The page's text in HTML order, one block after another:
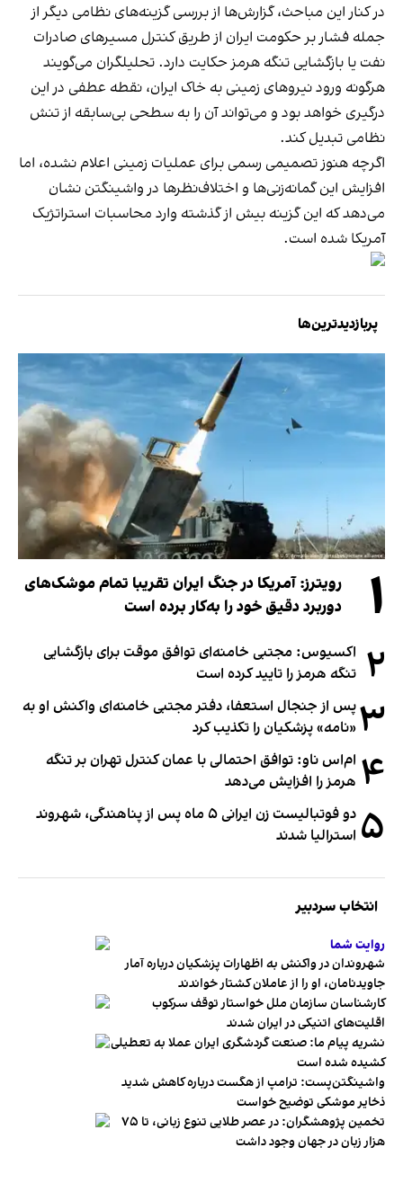
در کنار این مباحث، گزارش‌ها از بررسی گزینه‌های نظامی دیگر از
جمله فشار بر حکومت ایران از طریق کنترل مسیرهای صادرات
نفت یا بازگشایی تنگه هرمز حکایت دارد. تحلیلگران می‌گویند
هرگونه ورود نیروهای زمینی به خاک ایران، نقطه عطفی در این
درگیری خواهد بود و می‌تواند آن را به سطحی بی‌سابقه از تنش
نظامی تبدیل کند.
اگرچه هنوز تصمیمی رسمی برای عملیات زمینی اعلام نشده، اما
افزایش این گمانه‌زنی‌ها و اختلاف‌نظرها در واشینگتن نشان
می‌دهد که این گزینه بیش از گذشته وارد محاسبات استراتژیک
آمریکا شده است.
پربازدیدترین‌ها
۱
رویترز: آمریکا در جنگ ایران تقریبا تمام موشک‌های
دوربرد دقیق خود را به‌کار برده است
۲ اکسیوس: مجتبی خامنه‌ای توافق موقت برای بازگشایی
تنگه هرمز را تایید کرده است
۳پس از جنجال استعفا، دفتر مجتبی خامنه‌ای واکنش او به
«نامه» پزشکیان را تکذیب کرد
۴ ام‌اس ناو: توافق احتمالی با عمان کنترل تهران بر تنگه
هرمز را افزایش می‌دهد
۵
دو فوتبالیست زن ایرانی ۵ ماه پس از پناهندگی، شهروند
استرالیا شدند
انتخاب سردبیر
روایت شما
شهروندان در واکنش به اظهارات پزشکیان درباره آمار
جاویدنامان، او را از عاملان کشتار خواندند
کارشناسان سازمان ملل خواستار توقف سرکوب
اقلیت‌های اتنیکی در ایران شدند
نشریه پیام ما: صنعت گردشگری ایران عملا به تعطیلی
کشیده شده است
واشینگتن‌پست: ترامپ از هگست درباره کاهش شدید
ذخایر موشکی توضیح خواست
تخمین پژوهشگران: در عصر طلایی تنوع زبانی، تا ۷۵
هزار زبان در جهان وجود داشت